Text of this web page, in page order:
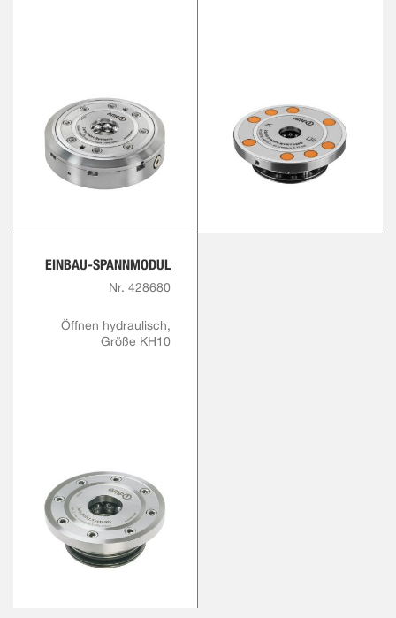
EINBAU-SPANNMODUL
Nr. 428680
Öffnen hydraulisch,
Größe KH10